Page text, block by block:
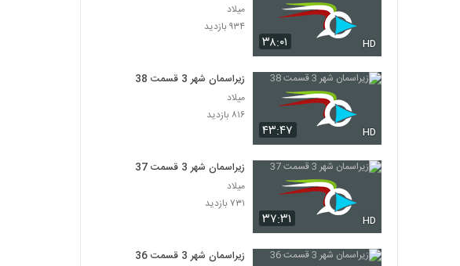
۳۸:۰۱ HD
میلاد
۹۳۴ بازدید
۴۳:۴۷ HD
زیراسمان شهر 3 قسمت 38
میلاد
۸۱۶ بازدید
۳۷:۳۱ HD
زیراسمان شهر 3 قسمت 37
میلاد
۷۳۱ بازدید
زیراسمان شهر 3 قسمت 36